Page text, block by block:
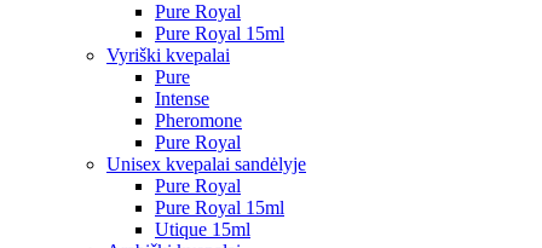
Pure Royal
Pure Royal 15ml
Vyriški kvepalai
Pure
Intense
Pheromone
Pure Royal
Unisex kvepalai sandėlyje
Pure Royal
Pure Royal 15ml
Utique 15ml